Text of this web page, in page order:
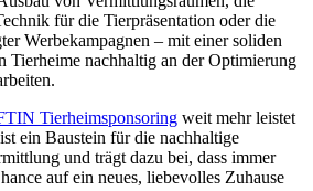
für die Tierpräsentation oder die
Werbekampagnen – mit einer soliden
Tierheime nachhaltig an der Optimierung
Tierheimsponsoring weit mehr leistet
ein Baustein für die nachhaltige
und trägt dazu bei, dass immer
auf ein neues, liebevolles Zuhause